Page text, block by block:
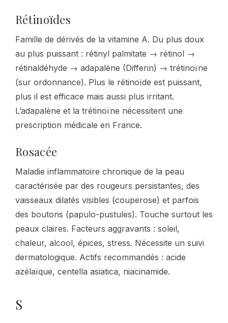
Rétinoïdes
Famille de dérivés de la vitamine A. Du plus doux
au plus puissant : rétinyl palmitate → rétinol →
rétinaldéhyde → adapalène (Differin) → trétinoïne
(sur ordonnance). Plus le rétinoïde est puissant,
plus il est efficace mais aussi plus irritant.
L’adapalène et la trétinoïne nécessitent une
prescription médicale en France.
Rosacée
Maladie inflammatoire chronique de la peau
caractérisée par des rougeurs persistantes, des
vaisseaux dilatés visibles (couperose) et parfois
des boutons (papulo-pustules). Touche surtout les
peaux claires. Facteurs aggravants : soleil,
chaleur, alcool, épices, stress. Nécessite un suivi
dermatologique. Actifs recommandés : acide
azélaïque, centella asiatica, niacinamide.
S